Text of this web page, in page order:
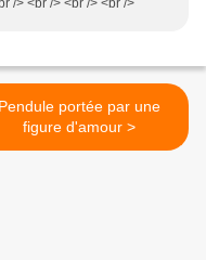
/> <br /> <br /> <br />
Pendule portée par une
figure d'amour >